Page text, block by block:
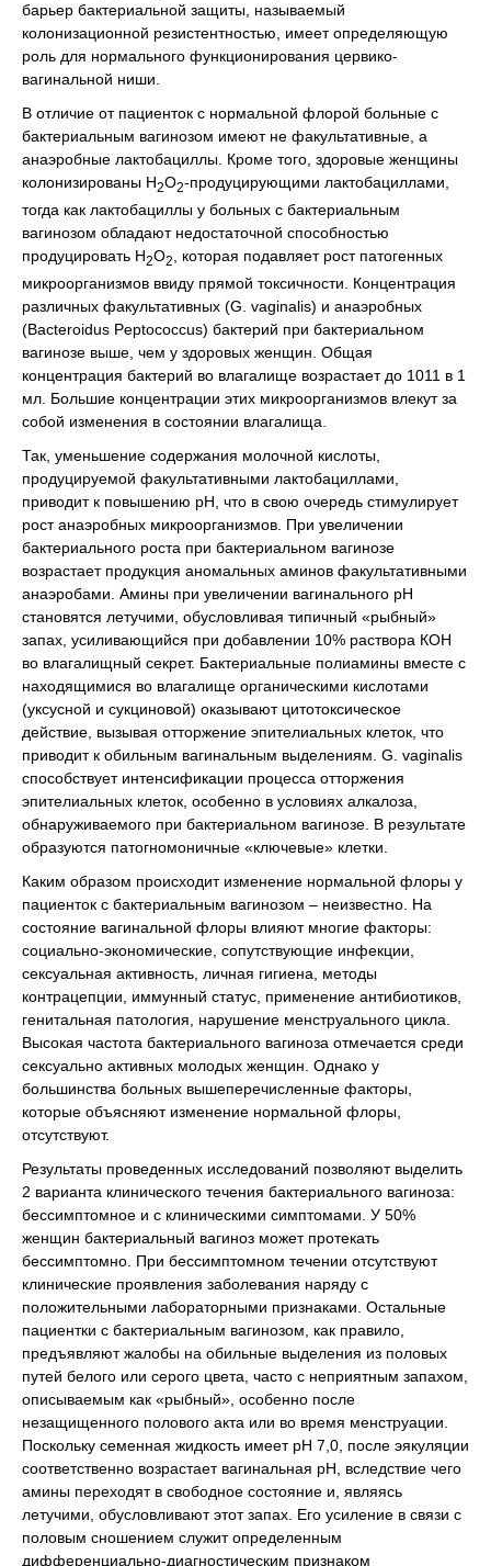
барьер бактериальной защиты, называемый
колонизационной резистентностью, имеет определяющую
роль для нормального функционирования цервико-
вагинальной ниши.
В отличие от пациенток с нормальной флорой больные с
бактериальным вагинозом имеют не факультативные, а
анаэробные лактобациллы. Кроме того, здоровые женщины
колонизированы Н2О2-продуцирующими лактобациллами,
тогда как лактобациллы у больных с бактериальным
вагинозом обладают недостаточной способностью
продуцировать Н2О2
, которая подавляет рост патогенных
микроорганизмов ввиду прямой токсичности. Концентрация
различных факультативных (G. vaginalis) и анаэробных
(Bacteroidus Peptococcus) бактерий при бактериальном
вагинозе выше, чем у здоровых женщин. Общая
концентрация бактерий во влагалище возрастает до 1011 в 1
мл. Большие концентрации этих микроорганизмов влекут за
собой изменения в состоянии влагалища.
Так, уменьшение содержания молочной кислоты,
продуцируемой факультативными лактобациллами,
приводит к повышению рН, что в свою очередь стимулирует
рост анаэробных микроорганизмов. При увеличении
бактериального роста при бактериальном вагинозе
возрастает продукция аномальных аминов факультативными
анаэробами. Амины при увеличении вагинального рН
становятся летучими, обусловливая типичный «рыбный»
запах, усиливающийся при добавлении 10% раствора КОН
во влагалищный секрет. Бактериальные полиамины вместе с
находящимися во влагалище органическими кислотами
(уксусной и сукциновой) оказывают цитотоксическое
действие, вызывая отторжение эпителиальных клеток, что
приводит к обильным вагинальным выделениям. G. vaginalis
способствует интенсификации процесса отторжения
эпителиальных клеток, особенно в условиях алкалоза,
обнаруживаемого при бактериальном вагинозе. В результате
образуются патогномоничные «ключевые» клетки.
Каким образом происходит изменение нормальной флоры у
пациенток с бактериальным вагинозом – неизвестно. На
состояние вагинальной флоры влияют многие факторы:
социально-экономические, сопутствующие инфекции,
сексуальная активность, личная гигиена, методы
контрацепции, иммунный статус, применение антибиотиков,
генитальная патология, нарушение менструального цикла.
Высокая частота бактериального вагиноза отмечается среди
сексуально активных молодых женщин. Однако у
большинства больных вышеперечисленные факторы,
которые объясняют изменение нормальной флоры,
отсутствуют.
Результаты проведенных исследований позволяют выделить
2 варианта клинического течения бактериального вагиноза:
бессимптомное и с клиническими симптомами. У 50%
женщин бактериальный вагиноз может протекать
бессимптомно. При бессимптомном течении отсутствуют
клинические проявления заболевания наряду с
положительными лабораторными признаками. Остальные
пациентки с бактериальным вагинозом, как правило,
предъявляют жалобы на обильные выделения из половых
путей белого или серого цвета, часто с неприятным запахом,
описываемым как «рыбный», особенно после
незащищенного полового акта или во время менструации.
Поскольку семенная жидкость имеет рН 7,0, после эякуляции
соответственно возрастает вагинальная рН, вследствие чего
амины переходят в свободное состояние и, являясь
летучими, обусловливают этот запах. Его усиление в связи с
половым сношением служит определенным
дифференциально-диагностическим признаком